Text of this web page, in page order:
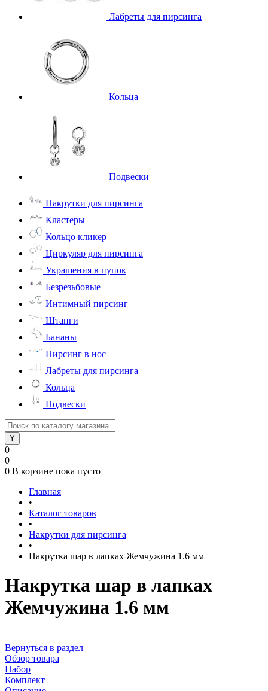
Лабреты для пирсинга
Кольца
Подвески
Накрутки для пирсинга
Кластеры
Кольцо кликер
Циркуляр для пирсинга
Украшения в пупок
Безрезьбовые
Интимный пирсинг
Штанги
Бананы
Пирсинг в нос
Лабреты для пирсинга
Кольца
Подвески
0
0
0 В корзине пока пусто
Главная
•
Каталог товаров
•
Накрутки для пирсинга
•
Накрутка шар в лапках Жемчужина 1.6 мм
Накрутка шар в лапках
Жемчужина 1.6 мм
Вернуться в раздел
Обзор товара
Набор
Комплект